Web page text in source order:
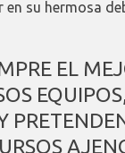
su hermosa
EL